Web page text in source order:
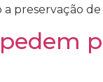
preservação